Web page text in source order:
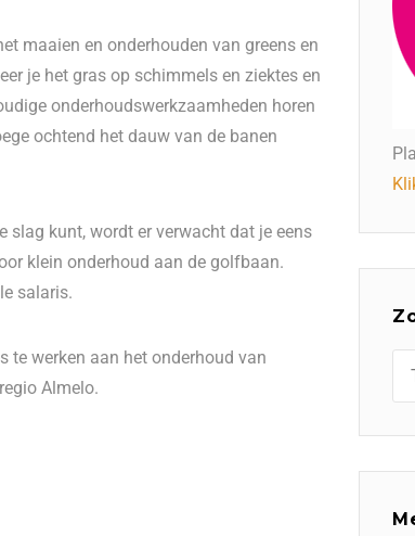
maaien en onderhouden van greens en
je het gras op schimmels en ziektes en
onderhoudswerkzaamheden horen
ochtend het dauw van de banen
slag kunt, wordt er verwacht dat je eens
klein onderhoud aan de golfbaan.
salaris.
werken aan het onderhoud van
Almelo.